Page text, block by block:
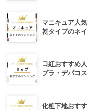
マニキュア人
乾タイプのネ
口紅おすすめ
プラ・デパコ
化粧下地おす